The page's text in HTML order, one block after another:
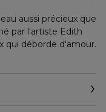
aussi précieux que
par l'artiste Edith
qui déborde d'amour.
Forte (75mL